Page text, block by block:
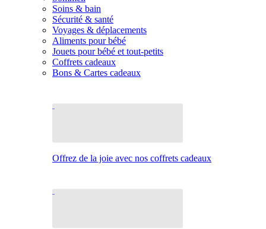
Soins & bain
Sécurité & santé
Voyages & déplacements
Aliments pour bébé
Jouets pour bébé et tout-petits
Coffrets cadeaux
Bons & Cartes cadeaux
Offrez de la joie avec nos coffrets cadeaux